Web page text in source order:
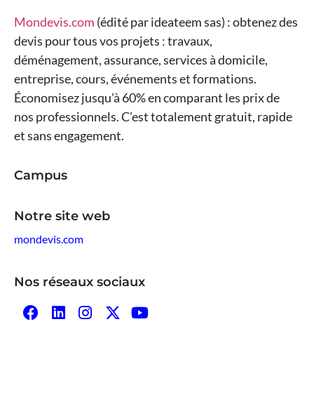
Mondevis.com (édité par ideateem sas) : obtenez des
devis pour tous vos projets : travaux,
déménagement, assurance, services à domicile,
entreprise, cours, événements et formations.
Économisez jusqu’à 60% en comparant les prix de
nos professionnels. C’est totalement gratuit, rapide
et sans engagement.
Campus
Notre site web
mondevis.com
Nos réseaux sociaux